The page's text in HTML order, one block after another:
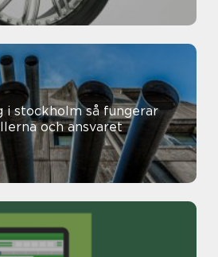
så fungerar
och ansvaret